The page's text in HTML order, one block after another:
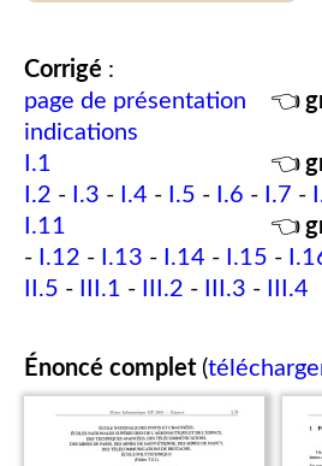
Corrigé :
page de présentation
👈
indications
I.1
👈
I.2 - I.3 - I.4 - I.5 - I.6 - I.7 -
I.11
👈
- I.12 - I.13 - I.14 - I.15 -
II.5 - III.1 - III.2 - III.3 - III.4
Énoncé complet (